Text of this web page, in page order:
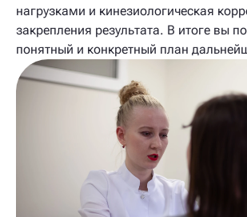
нагрузками и кинезиологическая
закрепления результата. В итоге вы
понятный и конкретный план